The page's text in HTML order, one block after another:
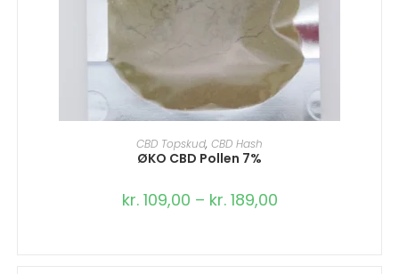
VÆLG MULIGHEDER
CBD Topskud, CBD Hash
ØKO CBD Pollen 7%
kr.109,00 – kr.189,00